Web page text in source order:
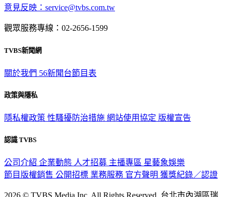
意見反映：service@tvbs.com.tw
觀眾服務專線：02-2656-1599
TVBS新聞網
關於我們 56新聞台節目表
政策與隱私
隱私權政策 性騷擾防治措施 網站使用協定 版權宣告
認識 TVBS
公司介紹 企業動態 人才招募 主播專區 星藝象娛樂
節目版權銷售 公開招標 業務服務 官方聲明 獲獎紀錄／認證